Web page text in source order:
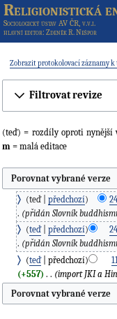
Religionistická
Sociologický ústav AV ČR, v.v.i.
hlavní editor: Zdeněk R. Nešpor
Zobrazit protokolovací záznamy k
Filtrovat revize
(teď) = rozdíly oproti nynější
m = malá editace
teď předchozí
přidán Slovník
teď
předchozí
přidán Slovník
teď
předchozí
+557 ‎ import JKI a